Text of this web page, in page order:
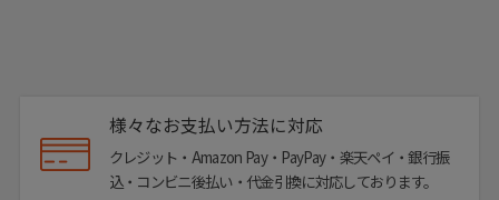
様々なお支払い方法に対応
クレジット・Amazon Pay・PayPay・楽天ペイ・銀行振
込・コンビニ後払い・代金引換に対応しております。